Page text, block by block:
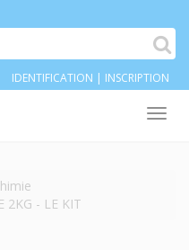
IDENTIFICATION | INSCRIPTION
2KG - LE KIT